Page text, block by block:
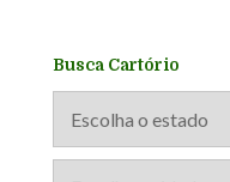
Busca Cartório